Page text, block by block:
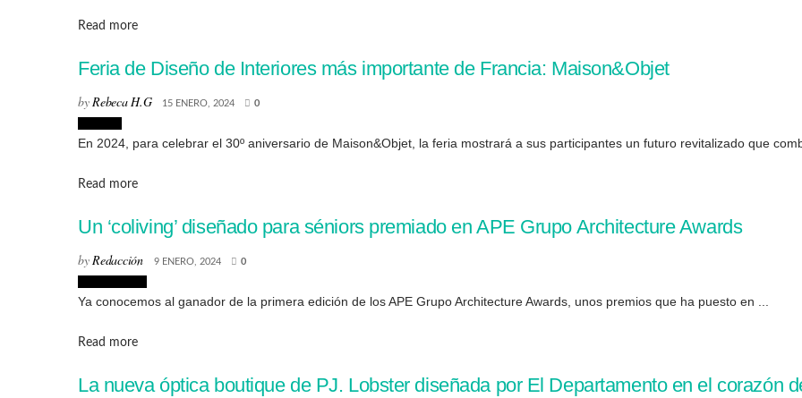
Read moreDetails
Feria de Diseño de Interiores más importante de Francia: Maison&Objet
by Rebeca H.G 15 ENERO, 2024 0
En 2024, para celebrar el 30º aniversario de Maison&Objet, la feria mostrará a sus participantes un futuro revitalizado que
Read moreDetails
Un ‘coliving’ diseñado para séniors premiado en APE Grupo Architecture Awards
byRedacción 9 ENERO, 2024 0
Ya conocemos al ganador de la primera edición de los APE Grupo Architecture Awards, unos premios que ha puesto en ...
Read moreDetails
La nueva óptica boutique de PJ. Lobster diseñada por El Departamento en el corazón